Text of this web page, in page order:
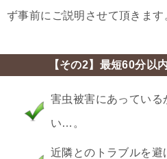
ず事前にご説明させて頂きます
【その2】最短60分以
害虫被害にあっている
い…。
近隣とのトラブルを避